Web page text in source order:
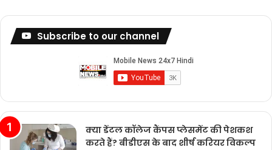
Subscribe to our channel
क्या डेंटल कॉलेज कैंपस प्लेसमेंट की पेशकश
करते हैं? बीडीएस के बाद शीर्ष करियर विकल्प